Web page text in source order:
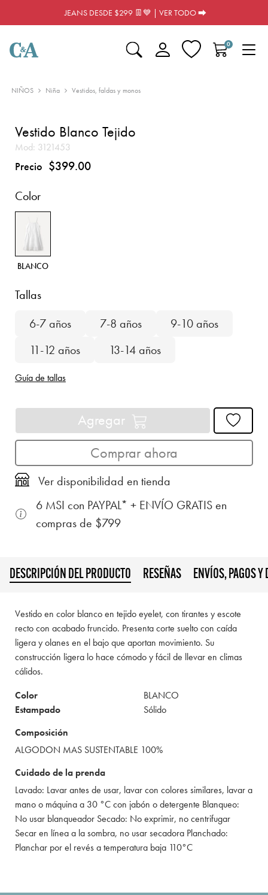
JEANS DESDE $299 👖💙 | VER TODO ⮕
0
NIÑOS Niña Vestidos, faldas y monos
Vestido Blanco Tejido
Mod: 3121453
Precio $399.00
Color
BLANCO
Tallas
6-7 años
7-8 años
9-10 años
11-12 años
13-14 años
Guía de tallas
Agregar
Comprar ahora
Ver disponibilidad en tienda
6 MSI con PAYPAL* + ENVÍO GRATIS en
compras de $799
DESCRIPCIÓN DEL PRODUCTO RESEÑAS ENVÍOS, PAGOS Y
Vestido en color blanco en tejido eyelet, con tirantes y escote
recto con acabado fruncido. Presenta corte suelto con caída
ligera y olanes en el bajo que aportan movimiento. Su
construcción ligera lo hace cómodo y fácil de llevar en climas
cálidos.
Color
BLANCO
Estampado
Sólido
Composición
ALGODON MAS SUSTENTABLE 100%
Cuidado de la prenda
Lavado: Lavar antes de usar, lavar con colores similares, lavar a
mano o máquina a 30 °C con jabón o detergente Blanqueo:
No usar blanqueador Secado: No exprimir, no centrifugar
Secar en línea a la sombra, no usar secadora Planchado:
Planchar por el revés a temperatura baja 110°C